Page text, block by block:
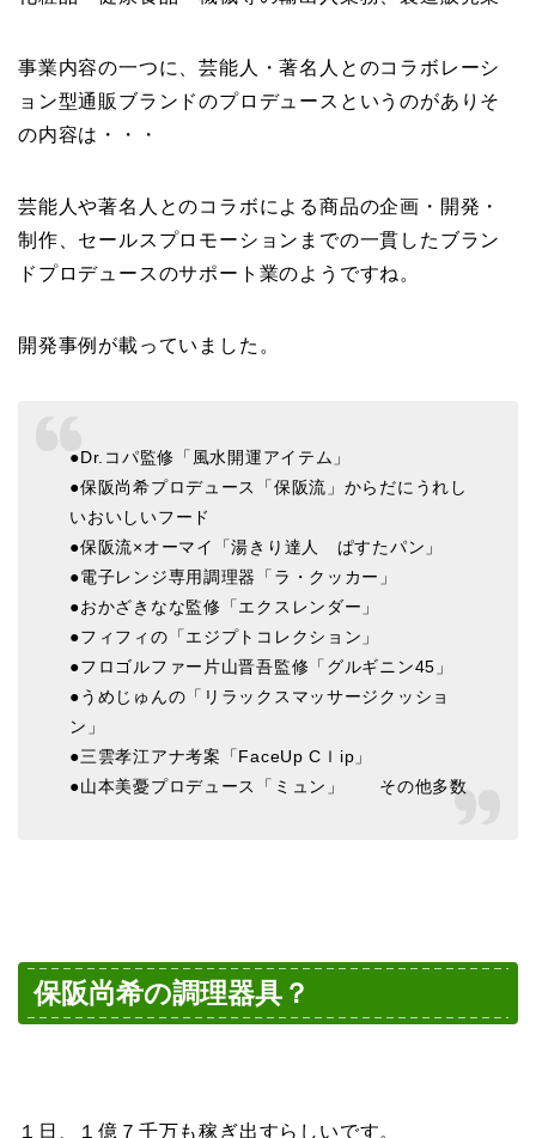
事業内容の一つに、芸能人・著名人とのコラボレーシ
ョン型通販ブランドのプロデュース というのがあり そ
の内容は・・・
芸能人や著名人とのコラボによる商品の企画・開発・
制作、セールスプロモーションまでの一貫したブラン
ドプロデュースのサポート業のようですね。
開発事例が載っていました。
●Dr.コパ監修「風水開運アイテム」
●保阪尚希プロデュース「保阪流」からだにうれし
いおいしいフード
●保阪流×オーマイ「湯きり達人 ぱすたパン」
●電子レンジ専用調理器「ラ・クッカー」
●おかざきなな監修「エクスレンダー」
●フィフィの「エジプトコレクション」
●フロゴルファー片山晋吾監修「グルギニン45」
●うめじゅんの「リラックスマッサージクッショ
ン」
●三雲孝江アナ考案「FaceUp Cｌip」
●山本美憂プロデュース「ミュン」 その他多数
保阪尚希の調理器具？
１日、１億７千万も稼ぎ出すらしいです。